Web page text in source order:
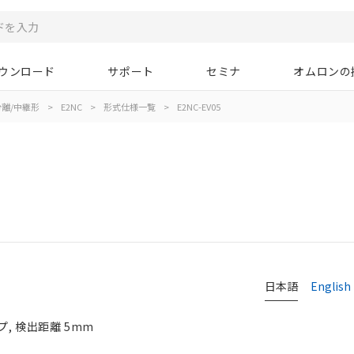
ンロード サポート セミナ オムロン
/中継形 > E2NC > 形式仕様一覧 > E2NC-EV05
日本語 English
, 検出距離 5mm